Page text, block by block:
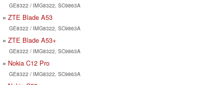
GE8322 / IMG8322, SC9863A
ZTE Blade A53
GE8322 / IMG8322, SC9863A
ZTE Blade A53+
GE8322 / IMG8322, SC9863A
Nokia C12 Pro
GE8322 / IMG8322, SC9863A